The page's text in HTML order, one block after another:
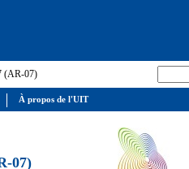
(AR-07)
07)
À propos de l'UIT